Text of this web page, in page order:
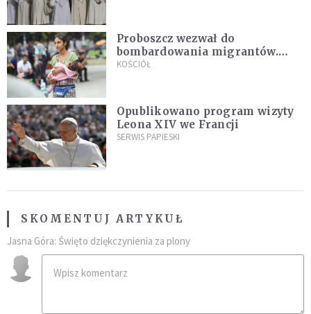
Proboszcz wezwał do
bombardowania migrantów.
"Masowy ogień przeciwko
KOŚCIÓŁ
Opublikowano program wizyty
Leona XIV we Francji
SERWIS PAPIESKI
SKOMENTUJ ARTYKUŁ
Jasna Góra: Święto dziękczynienia za plony